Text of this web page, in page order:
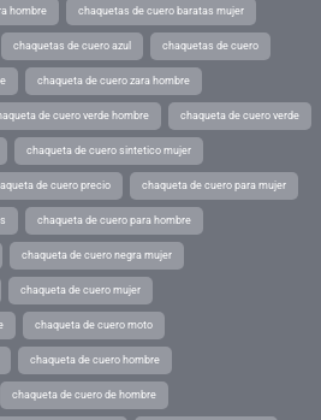
hombre chaquetas de cuero baratas mujer
chaquetas de cuero azul chaquetas de cuero
chaqueta de cuero zara hombre
de cuero verde hombre chaqueta de cuero verde
chaqueta de cuero sintetico mujer
de cuero precio chaqueta de cuero para mujer
chaqueta de cuero para hombre
chaqueta de cuero negra mujer
chaqueta de cuero mujer
chaqueta de cuero moto
chaqueta de cuero hombre
chaqueta de cuero de hombre